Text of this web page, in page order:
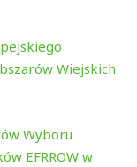
Wiejskich
Wyboru
EFRROW w